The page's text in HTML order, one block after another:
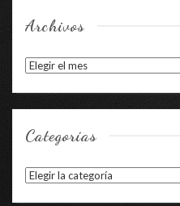
Archivos
Archivos
Categorías
Categorías